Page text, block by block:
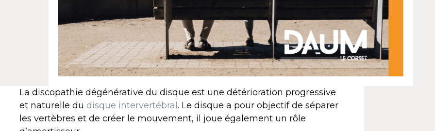
La discopathie dégénérative du disque est une détérioration progressive
et naturelle du disque intervertébral . Le disque a pour objectif de séparer
les vertèbres et de créer le mouvement, il joue également un rôle